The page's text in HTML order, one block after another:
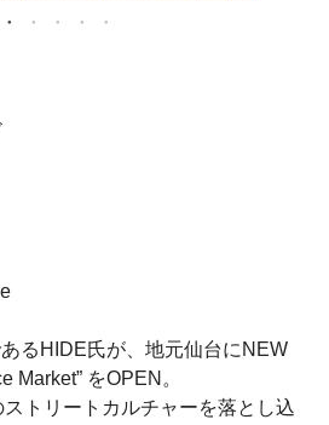
るHIDE氏が、地元仙台にNEW
Market” をOPEN。
トリートカルチャーを落とし込